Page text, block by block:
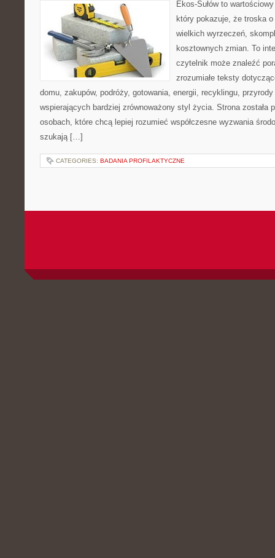
Ekos-Sułów to
który pokazuje, że troska
wielkich wyrzeczeń,
kosztownych zmian. To
czytelnik może znaleźć
zrozumiałe teksty
domu, zakupów, podróży, gotowania, energii, recyklingu,
wspierających bardziej zrównoważony styl życia. Strona została
osobach, które chcą lepiej rozumieć współczesne wyzwania
szukają […]
CATEGORIES: BADANIA PROFILAKTYCZNE